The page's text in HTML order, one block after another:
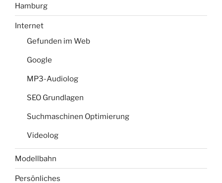
Hamburg
Internet
Gefunden im Web
Google
MP3-Audiolog
SEO Grundlagen
Suchmaschinen Optimierung
Videolog
Modellbahn
Persönliches